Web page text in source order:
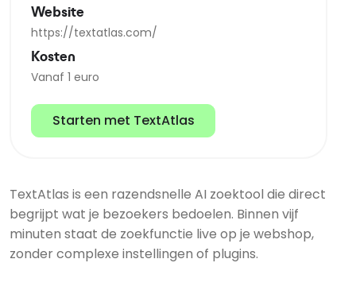
Website
https://textatlas.com/
Kosten
Vanaf 1 euro
Starten met TextAtlas
TextAtlas is een razendsnelle AI zoektool die direct
begrijpt wat je bezoekers bedoelen. Binnen vijf
minuten staat de zoekfunctie live op je webshop,
zonder complexe instellingen of plugins.